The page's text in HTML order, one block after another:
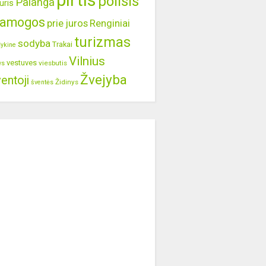
prie juros Renginiai
sodyba Trakai turizmas
vestuves viesbutis Vilnius
šventės Židinys Žvejyba